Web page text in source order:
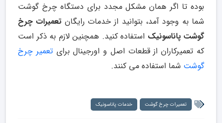
بوده تا اگر همان مشکل مجدد برای دستگاه چرخ گوشت
شما به وجود آمد، بتوانید از خدمات رایگان تعمیرات چرخ
گوشت پاناسونیک استفاده کنید. همچنین لازم به ذکر است
که تعمیرکاران از قطعات اصل و اورجینال برایتعمیر چرخ
گوشت شما استفاده می کنند.
تعمیرات چرخ گوشت خدمات پاناسونیک